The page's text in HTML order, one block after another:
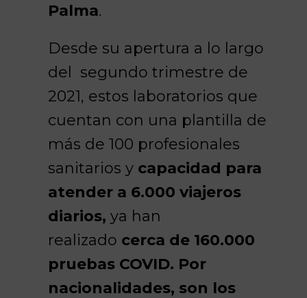
Palma.
Desde su apertura a lo largo
del segundo trimestre de
2021, estos laboratorios que
cuentan con una plantilla de
más de 100 profesionales
sanitarios y capacidad para
atender a 6.000 viajeros
diarios, ya han
realizado cerca de 160.000
pruebas COVID. Por
nacionalidades, son los